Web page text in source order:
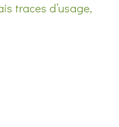
traces d’usage,